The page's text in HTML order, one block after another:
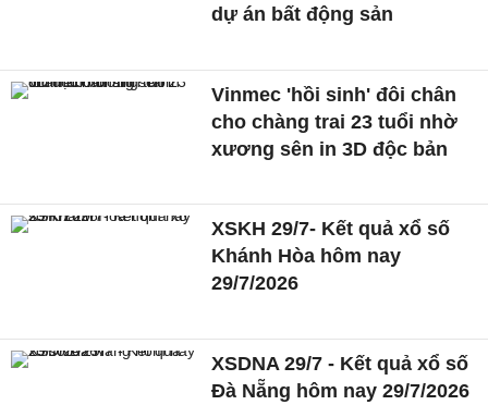
dự án bất động sản
Vinmec 'hồi sinh' đôi chân
cho chàng trai 23 tuổi nhờ
xương sên in 3D độc bản
XSKH 29/7- Kết quả xổ số
Khánh Hòa hôm nay
29/7/2026
XSDNA 29/7 - Kết quả xổ số
Đà Nẵng hôm nay 29/7/2026